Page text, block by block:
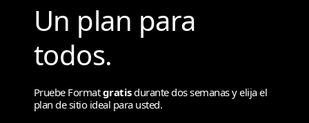
Un plan para
todos.
Pruebe Formatgratisdurante dos semanas y elija el
plan de sitio ideal para usted.